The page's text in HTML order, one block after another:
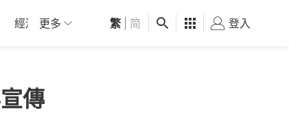
經濟 01深圳 觀點 健康 好食玩飛
更多 繁 简 登入
傳